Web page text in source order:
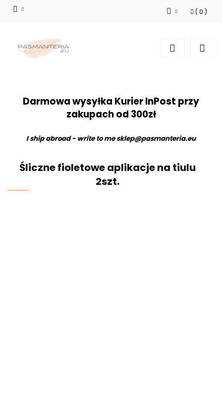
( 0 )
Darmowa wysyłka Kurier InPost przy
zakupach od 300zł
I ship abroad - write to mesklep@pasmanteria.eu
Śliczne fioletowe aplikacje na tiulu
2szt.